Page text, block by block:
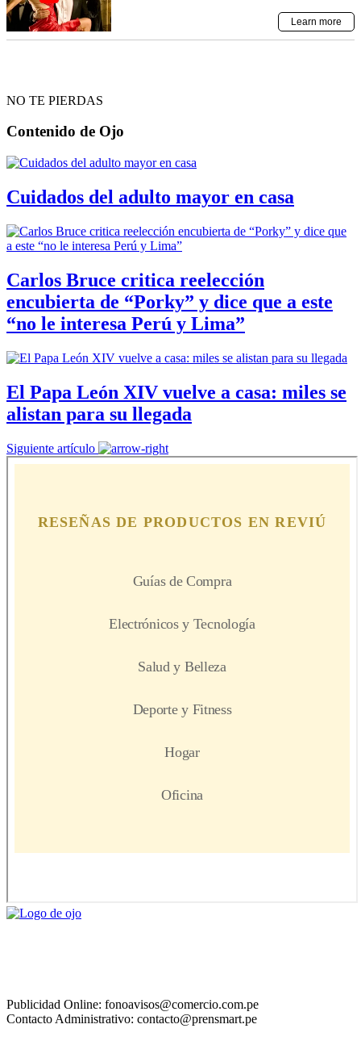
NO TE PIERDAS
Contenido de Ojo
Cuidados del adulto mayor en casa
Carlos Bruce critica reelección
encubierta de “Porky” y dice que a este
“no le interesa Perú y Lima”
El Papa León XIV vuelve a casa: miles se
alistan para su llegada
Siguiente artículo
Publicidad Online: fonoavisos@comercio.com.pe
Contacto Administrativo: contacto@prensmart.pe